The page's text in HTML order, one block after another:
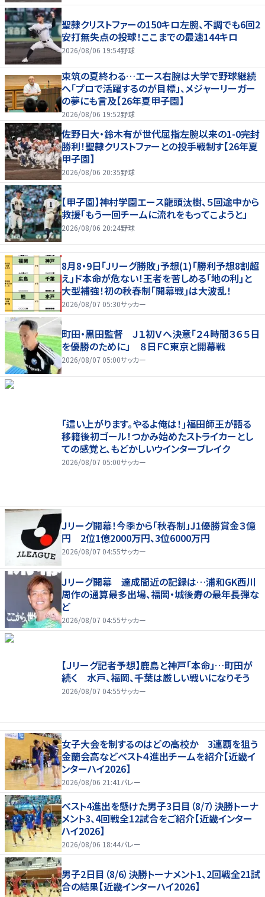
聖隷クリストファーの150キロ左腕、不調でも6回2
安打無失点の投球！ここまでの最速144キロ
2026/08/06 19:54野球
東筑の夏終わる…エース右腕は大学で野球継続
へ「プロで活躍するのが目標」、メジャーリーガー
の夢にも言及【26年夏甲子園】
2026/08/06 19:52野球
佐野日大・鈴木有が世代屈指左腕以来の1-0完封
勝利！聖隷クリストファーとの投手戦制す【26年夏
甲子園】
2026/08/06 20:35野球
【甲子園】神村学園エース龍頭汰樹、５回途中から
救援「もう一回チームに流れをもってこようと」
2026/08/06 20:24野球
8月8・9日｢Jリーグ勝敗｣予想(1)｢勝利予想8割超
え｣ド本命が危ない！王者を苦しめる｢地の利｣と
大型補強！初の秋春制｢開幕戦｣は大波乱！
2026/08/07 05:30サッカー
町田・黒田監督 Ｊ１初Ｖへ決意「２４時間３６５日
を優勝のために」 ８日ＦＣ東京と開幕戦
2026/08/07 05:00サッカー
｢這い上がります。やるよ俺は！｣福田師王が語る
移籍後初ゴール！つかみ始めたストライカーとし
ての感覚と、もどかしいウインターブレイク
2026/08/07 05:00サッカー
Ｊリーグ開幕！今季から「秋春制」J1優勝賞金３億
円 2位1億2000万円、3位6000万円
2026/08/07 04:55サッカー
Ｊリーグ開幕 達成間近の記録は…浦和GK西川
周作の通算最多出場、福岡・城後寿の最年長弾な
ど
2026/08/07 04:55サッカー
【Ｊリーグ記者予想】鹿島と神戸「本命」…町田が
続く 水戸、福岡、千葉は厳しい戦いになりそう
2026/08/07 04:55サッカー
女子大会を制するのはどの高校か 3連覇を狙う
金蘭会高などベスト４進出チームを紹介【近畿イ
ンターハイ2026】
2026/08/06 21:41 バレー
ベスト4進出を懸けた男子3日目（8/7）決勝トーナ
メント3、4回戦全12試合をご紹介【近畿インター
ハイ2026】
2026/08/06 18:44バレー
男子2日目（8/6）決勝トーナメント1、2回戦全21試
合の結果【近畿インターハイ2026】